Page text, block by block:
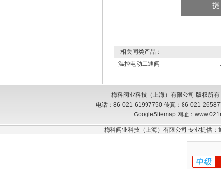
相关同类产品：
温控电动二通阀
梅科阀业科技（上海）有限公司 版权所
电话：86-021-61997750 传真：86-021-
GoogleSitemap网址：
梅科阀业科技（上海）有限公司 专业提供